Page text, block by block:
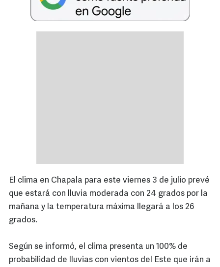
El clima en Chapala para este viernes 3 de julio prevé
que estará con lluvia moderada con 24 grados por la
mañana y la temperatura máxima llegará a los 26
grados.
Según se informó, el clima presenta un 100% de
probabilidad de lluvias con vientos del Este que irán a